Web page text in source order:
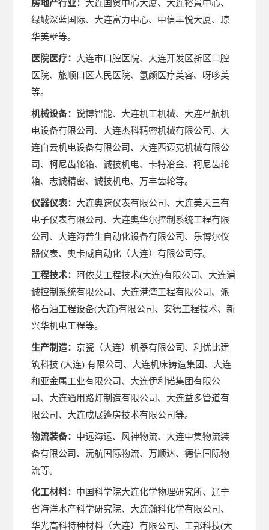
房地产行业： 大连国贸中心大厦、大连裕景中心、
绿城深蓝国际、大连富力中心、中信丰悦大厦、琼
华美墅等。
医院医疗： 大连市口腔医院、大连开发区新区口腔
医院、旅顺口区人民医院、氢颜医疗美容、呀哆美
等。
机械设备：锐博智能、大连机工机械、大连星航机
电设备有限公司、大连杰科精密机械有限公司、大
连白云机电设备有限公司、大连西迈克机械有限公
司、柯尼齿轮箱、诚技机电、卡特冶金、柯尼齿轮
箱、志诚精密、诚技机电、万丰齿轮等。
仪器仪表： 大连奥速仪表有限公司、大连美天三有
电子仪表有限公司、大连奥华尔控制系统工程有限
公司、大连海普生自动化设备有限公司、乐博尔仪
器仪表、奥卡威自动化（大连）有限公司等。
工程技术： 阿依艾工程技术(大连)有限公司、大连浦
诚控制系统有限公司、大连港湾工程有限公司、派
格石油工程设备(大连)有限公司、安德工程技术、新
兴华机电工程等。
生产制造： 京瓷（大连）机器有限公司、利优比建
筑科技 (大连) 有限公司、大连机床铸造集团、大连
和亚金属工业有限公司、大连伊利诺集团有限公
司、大连通用路灯制造有限公司、大连益多管道有
限公司、大连成展篷房技术有限公司等。
物流装备： 中远海运、风神物流、大连中集物流装
备有限公司、沅航国际物流、万顺达、德信国际物
流等。
化工材料： 中国科学院大连化学物理研究所、辽宁
省海洋水产科学研究院、大连瀚科化学有限公司、
华光高科特种材料（大连）有限公司、工邦科技(大